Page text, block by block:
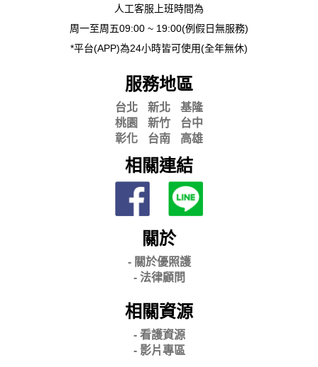
人工客服上班時間為
周一至周五09:00 ~ 19:00(例假日無服務)
*平台(APP)為24小時皆可使用(全年無休)
服務地區
台北 新北
基隆
桃園
新竹
台中
彰化
台南 高雄
相關連結
關於
- 關於優照護
- 法律顧問
相關資源
- 看護資源
- 影片專區